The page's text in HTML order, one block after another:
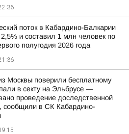
поток в Кабардино-Балкарии
и составил 1 млн человек по
полугодия 2026 года
Москвы поверили бесплатному
в секту на Эльбрусе —
проведение доследственной
сообщили в СК Кабардино-